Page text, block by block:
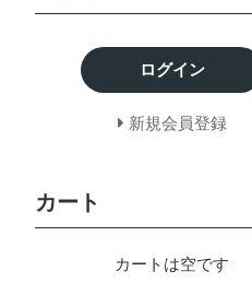
ログイン
新規会員登録
カート
カートは空です